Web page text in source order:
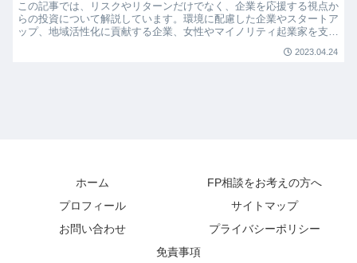
この記事では、リスクやリターンだけでなく、企業を応援する視点か
らの投資について解説しています。環境に配慮した企業やスタートア
ップ、地域活性化に貢献する企業、女性やマイノリティ起業家を支援
た、テーマ株に投資する際の注意点も紹介しています。企業を応援し
2023.04.24
ホーム
FP相談をお考えの方へ
プロフィール
サイトマップ
お問い合わせ
プライバシーポリシー
免責事項